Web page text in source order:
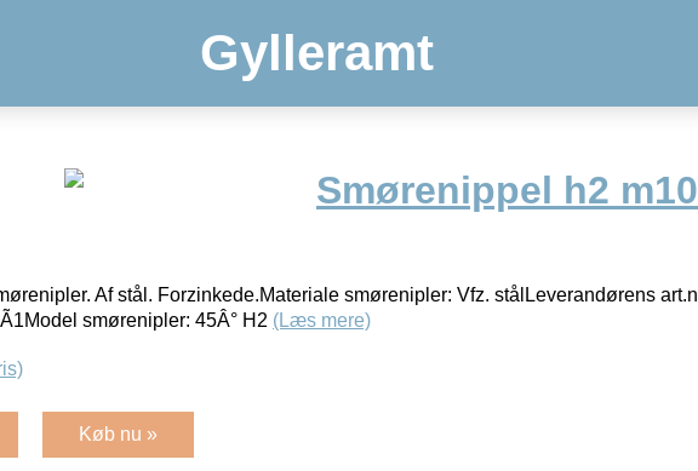
Gylleramt
Smørenippel h2
Af stål. Forzinkede.Materiale smørenipler: Vfz. stålLeverandørens
smørenipler: 45Â° H2 (Læs mere)
Køb nu »